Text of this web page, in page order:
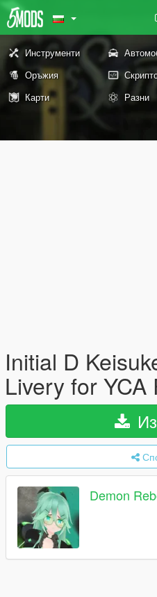
Инструменти
Оръжия
Карти
Разни
Initial D
Livery for YCA
Demon